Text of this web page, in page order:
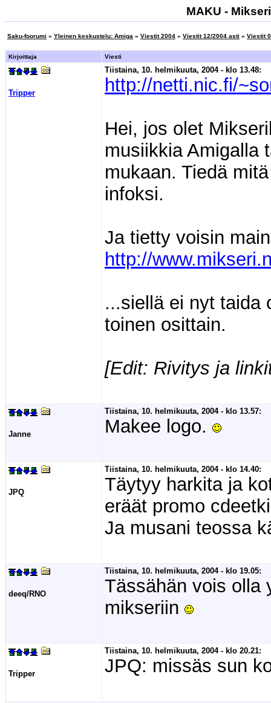
MAKU -
Saku-foorumi » Yleinen keskustelu: Amiga » Viestit 2004 » Viestit 12/2004 asti » Viestit
Kirjoittaja Viesti
Tripper
Tiistaina, 10. helmikuuta, 2004 - klo 13.48:
http://netti.nic.fi/
Hei, jos olet
musiikkia Amigalla
mukaan. Tiedä
infoksi.
Ja tietty voisin
http://
...siellä ei nyt taida
toinen osittain.
[Edit: Rivitys ja
Janne
Tiistaina, 10. helmikuuta, 2004 - klo 13.57:
Makee logo.
JPQ
Tiistaina, 10. helmikuuta, 2004 - klo 14.40:
Täytyy harkita ja
eräät promo
Ja musani teossa
deeq/RNO
Tiistaina, 10. helmikuuta, 2004 - klo 19.05:
Tässähän vois olla
mikseriin
Tripper
Tiistaina, 10. helmikuuta, 2004 - klo 20.21:
JPQ: missäs sun